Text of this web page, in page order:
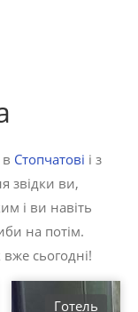
Стопчатові і з
звідки ви,
і ви навіть
на потім.
сьогодні!
Готель